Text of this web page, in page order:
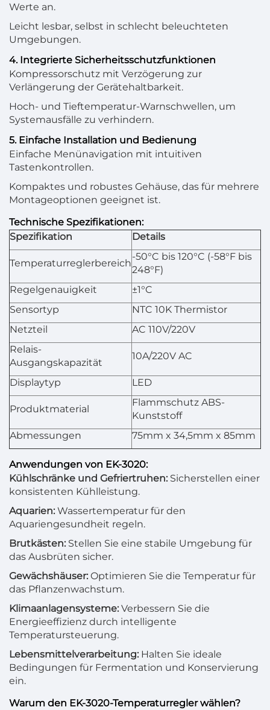
Werte an.
Leicht lesbar, selbst in schlecht beleuchteten
Umgebungen.
4. Integrierte Sicherheitsschutzfunktionen
Kompressorschutz mit Verzögerung zur
Verlängerung der Gerätehaltbarkeit.
Hoch- und Tieftemperatur-Warnschwellen, um
Systemausfälle zu verhindern.
5. Einfache Installation und Bedienung
Einfache Menünavigation mit intuitiven
Tastenkontrollen.
Kompaktes und robustes Gehäuse, das für mehrere
Montageoptionen geeignet ist.
Technische Spezifikationen:
Spezifikation
Details
Temperaturreglerbereich
-50°C bis 120°C (-58°F bis
248°F)
Regelgenauigkeit
±1°C
Sensortyp
NTC 10K Thermistor
Netzteil
AC 110V/220V
Relais-
Ausgangskapazität
10A/220V AC
Displaytyp LED
Produktmaterial
Flammschutz ABS-
Kunststoff
Abmessungen
75mm x 34,5mm x 85mm
Anwendungen von EK-3020:
Kühlschränke und Gefriertruhen: Sicherstellen einer
konsistenten Kühlleistung.
Aquarien: Wassertemperatur für den
Aquariengesundheit regeln.
Brutkästen: Stellen Sie eine stabile Umgebung für
das Ausbrüten sicher.
Gewächshäuser: Optimieren Sie die Temperatur für
das Pflanzenwachstum.
Klimaanlagensysteme: Verbessern Sie die
Energieeffizienz durch intelligente
Temperatursteuerung.
Lebensmittelverarbeitung: Halten Sie ideale
Bedingungen für Fermentation und Konservierung
ein.
Warum den EK-3020-Temperaturregler wählen?